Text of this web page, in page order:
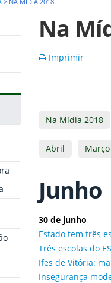
> NA MÍDIA 2018
Na
Imprimir
Na Mídia 2018
Abril Março
Junho
30 de junho
Estado tem três
Três escolas do
Ifes de Vitória:
Insegurança